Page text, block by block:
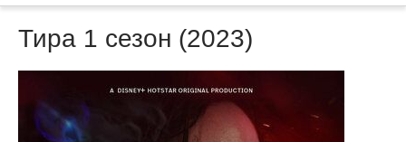
Тира 1 сезон (2023)